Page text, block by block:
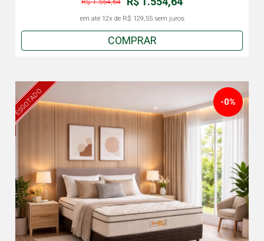
em até 12x de R$ 129,55sem juros
COMPRAR
ESGOTADO -0%